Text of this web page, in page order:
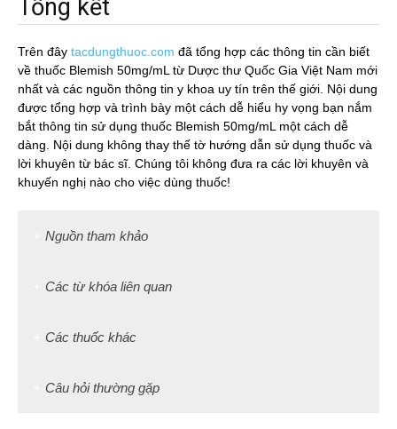
Tổng kết
Trên đây tacdungthuoc.com đã tổng hợp các thông tin cần biết
về thuốc Blemish 50mg/mL từ Dược thư Quốc Gia Việt Nam mới
nhất và các nguồn thông tin y khoa uy tín trên thế giới. Nội dung
được tổng hợp và trình bày một cách dễ hiểu hy vọng bạn nắm
bắt thông tin sử dụng thuốc Blemish 50mg/mL một cách dễ
dàng. Nội dung không thay thế tờ hướng dẫn sử dụng thuốc và
lời khuyên từ bác sĩ. Chúng tôi không đưa ra các lời khuyên và
khuyến nghị nào cho việc dùng thuốc!
Nguồn tham khảo
Các từ khóa liên quan
Các thuốc khác
Câu hỏi thường gặp